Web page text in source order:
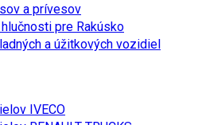
a prívesov
pre Rakúsko
a úžitkových vozidiel
IVECO